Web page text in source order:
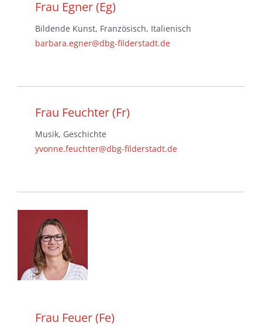
Frau Egner (Eg)
Bildende Kunst, Französisch, Italienisch
barbara.egner@dbg-filderstadt.de
Frau Feuchter (Fr)
Musik, Geschichte
yvonne.feuchter@dbg-filderstadt.de
Frau Feuer (Fe)